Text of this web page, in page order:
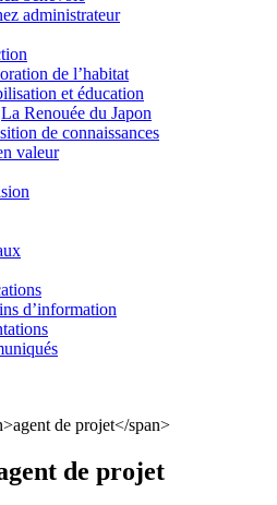
administrateur
de l’habitat
et éducation
La Renouée du Japon
de connaissances
valeur
d’information
de projet